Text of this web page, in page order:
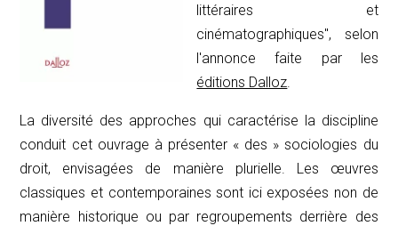
littéraires et
cinématographiques", selon
l'annonce faite par les
éditions Dalloz.
La diversité des approches qui caractérise la discipline
conduit cet ouvrage à présenter « des » sociologies du
droit, envisagées de manière plurielle. Les œuvres
classiques et contemporaines sont ici exposées non de
manière historique ou par regroupements derrière des